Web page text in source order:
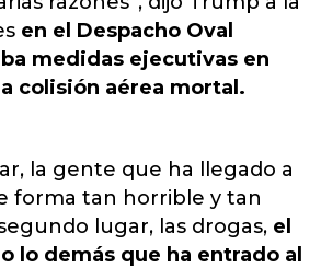
en el Despacho Oval
medidas ejecutivas en
colisión aérea mortal.
la gente que ha llegado a
forma tan horrible y tan
lugar, las drogas, el
lo demás que ha entrado al